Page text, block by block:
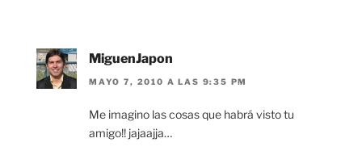
MiguenJapon
MAYO 7, 2010 A LAS 9:35 PM
Me imagino las cosas que habrá visto tu
amigo!! jajaajja…